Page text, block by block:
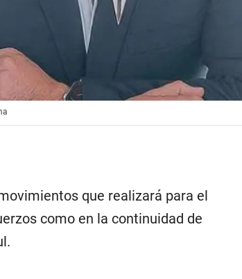
que realizará para el
como en la continuidad de